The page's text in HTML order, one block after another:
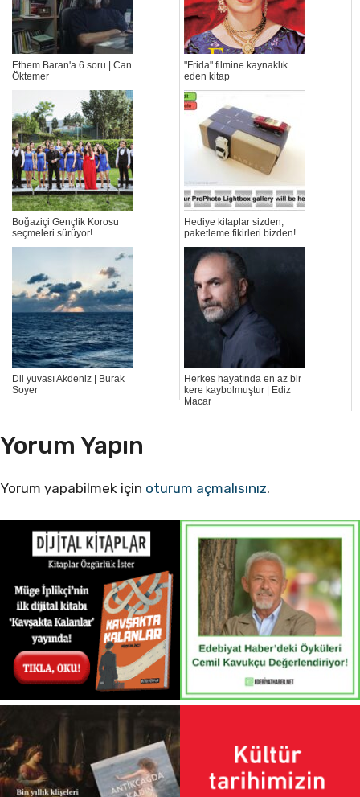
Ethem Baran'a 6 soru | Can
Öktemer
"Frida" filmine kaynaklık
eden kitap
Boğaziçi Gençlik Korosu
seçmeleri sürüyor!
Hediye kitaplar sizden,
paketleme fikirleri bizden!
Dil yuvası Akdeniz | Burak
Soyer
Herkes hayatında en az bir
kere kaybolmuştur | Ediz
Macar
Yorum Yapın
Yorum yapabilmek için oturum açmalısınız.